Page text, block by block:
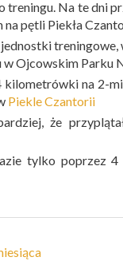
Na te dni
pętli Piekła
treningowe,
w Ojcowskim Parku
kilometrówki na 2-
Piekle Czantorii
że
tylko poprzez 4